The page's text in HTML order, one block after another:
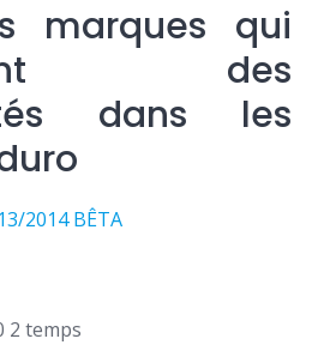
marques qui
des
dans les
2 temps